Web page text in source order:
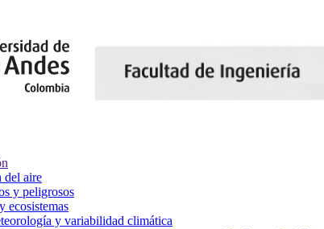
del aire
y peligrosos
ecosistemas
y variabilidad climática